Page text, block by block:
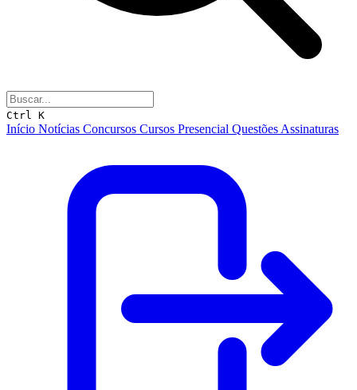
Ctrl K
Início Notícias Concursos Cursos Presencial Questões Assinaturas